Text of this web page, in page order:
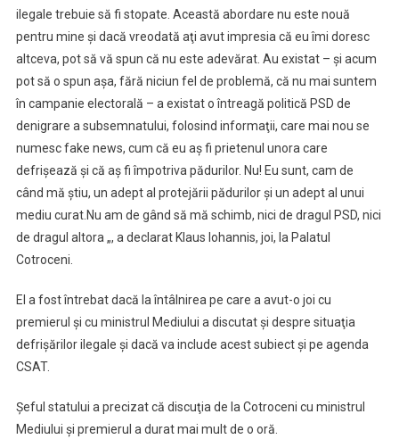
ilegale trebuie să fi stopate. Această abordare nu este nouă
pentru mine şi dacă vreodată aţi avut impresia că eu îmi doresc
altceva, pot să vă spun că nu este adevărat. Au existat – şi acum
pot să o spun aşa, fără niciun fel de problemă, că nu mai suntem
în campanie electorală – a existat o întreagă politică PSD de
denigrare a subsemnatului, folosind informaţii, care mai nou se
numesc fake news, cum că eu aş fi prietenul unora care
defrişează şi că aş fi împotriva pădurilor. Nu! Eu sunt, cam de
când mă ştiu, un adept al protejării pădurilor şi un adept al unui
mediu curat.Nu am de gând să mă schimb, nici de dragul PSD, nici
de dragul altora „, a declarat Klaus Iohannis, joi, la Palatul
Cotroceni.
El a fost întrebat dacă la întâlnirea pe care a avut-o joi cu
premierul şi cu ministrul Mediului a discutat şi despre situaţia
defrişărilor ilegale şi dacă va include acest subiect şi pe agenda
CSAT.
Şeful statului a precizat că discuţia de la Cotroceni cu ministrul
Mediului şi premierul a durat mai mult de o oră.